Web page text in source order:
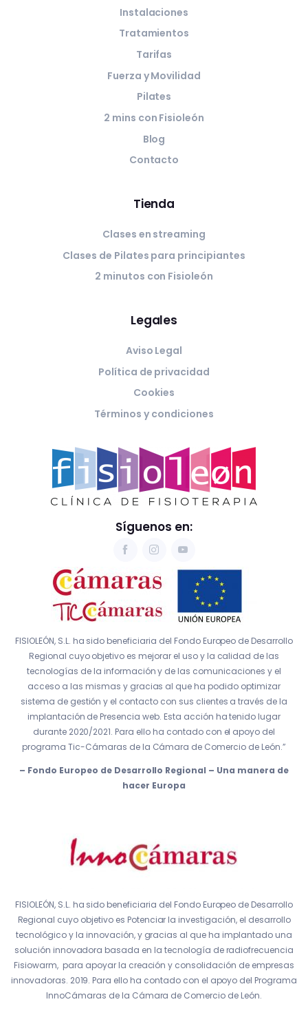
Instalaciones
Tratamientos
Tarifas
Fuerza y Movilidad
Pilates
2 mins con Fisioleón
Blog
Contacto
Tienda
Clases en streaming
Clases de Pilates para principiantes
2 minutos con Fisioleón
Legales
Aviso Legal
Política de privacidad
Cookies
Términos y condiciones
Síguenos en:
FISIOLEÓN, S.L. ha sido beneficiaria del Fondo Europeo de Desarrollo
Regional cuyo objetivo es mejorar el uso y la calidad de las
tecnologías de la información y de las comunicaciones y el
acceso a las mismas y gracias al que ha podido optimizar
sistema de gestión y el contacto con sus clientes a través de la
implantación de Presencia web. Esta acción ha tenido lugar
durante 2020/2021. Para ello ha contado con el apoyo del
programa Tic-Cámaras de la Cámara de Comercio de León.”
– Fondo Europeo de Desarrollo Regional – Una manera de
hacer Europa
FISIOLEÓN, S.L. ha sido beneficiaria del Fondo Europeo de Desarrollo
Regional cuyo objetivo es Potenciar la investigación, el desarrollo
tecnológico y la innovación, y gracias al que ha implantado una
solución innovadora basada en la tecnología de radiofrecuencia
Fisiowarm, para apoyar la creación y consolidación de empresas
innovadoras. 2019. Para ello ha contado con el apoyo del Programa
InnoCámaras de la Cámara de Comercio de León.